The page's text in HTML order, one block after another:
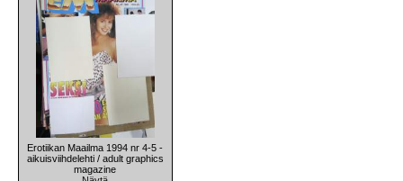
Erotiikan Maailma 1994 nr 4-5 -
aikuisviihdelehti / adult graphics
magazine